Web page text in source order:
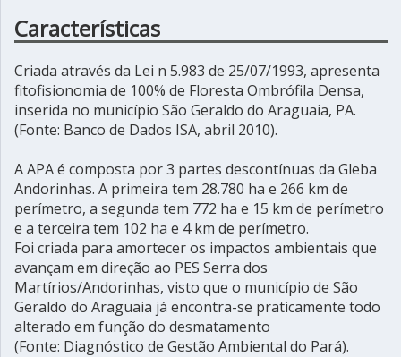
Características
Criada através da Lei n 5.983 de 25/07/1993, apresenta
fitofisionomia de 100% de Floresta Ombrófila Densa,
inserida no município São Geraldo do Araguaia, PA.
(Fonte: Banco de Dados ISA, abril 2010).
A APA é composta por 3 partes descontínuas da Gleba
Andorinhas. A primeira tem 28.780 ha e 266 km de
perímetro, a segunda tem 772 ha e 15 km de perímetro
e a terceira tem 102 ha e 4 km de perímetro.
Foi criada para amortecer os impactos ambientais que
avançam em direção ao PES Serra dos
Martírios/Andorinhas, visto que o município de São
Geraldo do Araguaia já encontra-se praticamente todo
alterado em função do desmatamento
(Fonte: Diagnóstico de Gestão Ambiental do Pará).